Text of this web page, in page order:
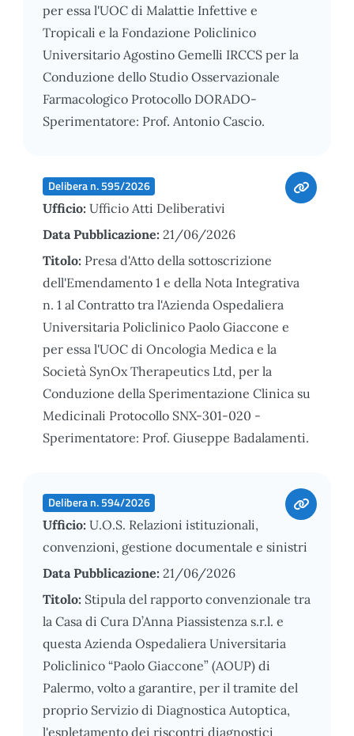
per essa l'UOC di Malattie Infettive e
Tropicali e la Fondazione Policlinico
Universitario Agostino Gemelli IRCCS per la
Conduzione dello Studio Osservazionale
Farmacologico Protocollo DORADO-
Sperimentatore: Prof. Antonio Cascio.
Delibera n. 595/2026
Ufficio: Ufficio Atti Deliberativi
Data Pubblicazione: 21/06/2026
Titolo: Presa d'Atto della sottoscrizione
dell'Emendamento 1 e della Nota Integrativa
n. 1 al Contratto tra l'Azienda Ospedaliera
Universitaria Policlinico Paolo Giaccone e
per essa l'UOC di Oncologia Medica e la
Società SynOx Therapeutics Ltd, per la
Conduzione della Sperimentazione Clinica su
Medicinali Protocollo SNX-301-020 -
Sperimentatore: Prof. Giuseppe Badalamenti.
Delibera n. 594/2026
Ufficio: U.O.S. Relazioni istituzionali,
convenzioni, gestione documentale e sinistri
Data Pubblicazione: 21/06/2026
Titolo: Stipula del rapporto convenzionale tra
la Casa di Cura D’Anna Piassistenza s.r.l. e
questa Azienda Ospedaliera Universitaria
Policlinico “Paolo Giaccone” (AOUP) di
Palermo, volto a garantire, per il tramite del
proprio Servizio di Diagnostica Autoptica,
l'espletamento dei riscontri diagnostici